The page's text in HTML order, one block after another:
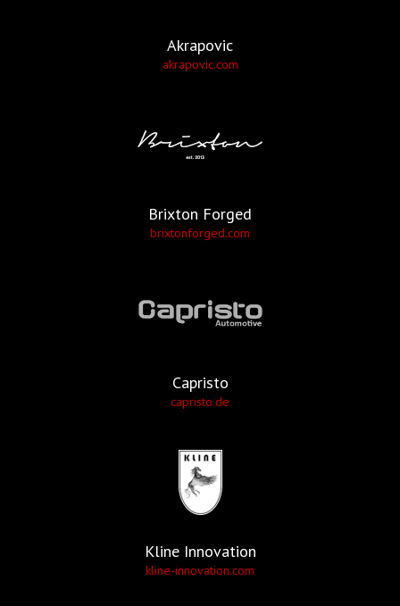
Akrapovic
akrapovic.com
Brixton Forged
brixtonforged.com
Capristo
capristo.de
Kline Innovation
kline-innovation.com